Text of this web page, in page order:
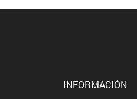
INFORMACIÓN